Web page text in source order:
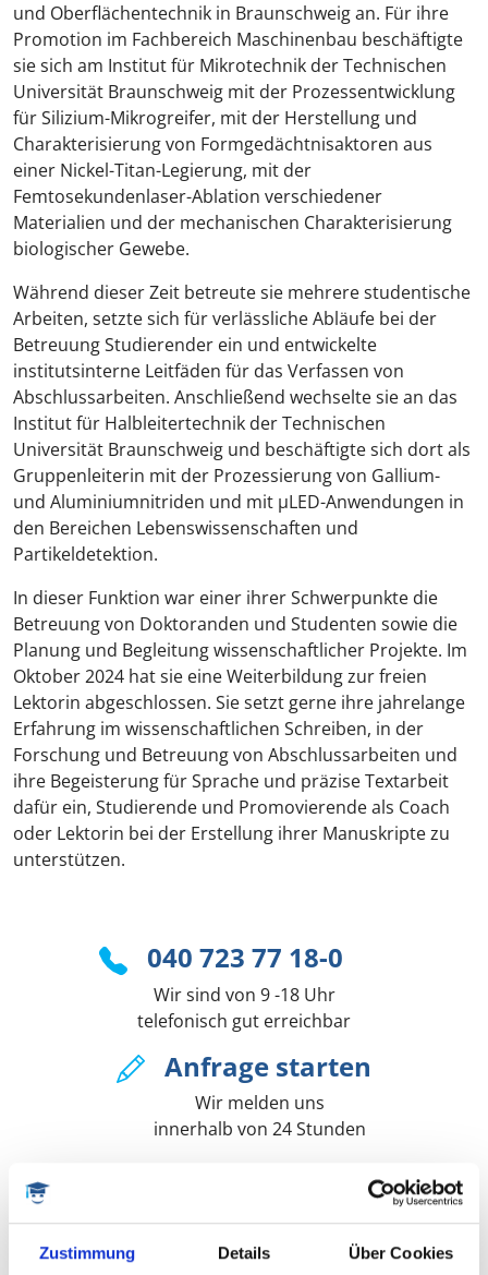
Zustimmung Details Über Cookies
und Oberflächentechnik in Braunschweig an. Für ihre
Promotion im Fachbereich Maschinenbau beschäftigte
sie sich am Institut für Mikrotechnik der Technischen
Universität Braunschweig mit der Prozessentwicklung
für Silizium-Mikrogreifer, mit der Herstellung und
Charakterisierung von Formgedächtnisaktoren aus
einer Nickel-Titan-Legierung, mit der
Femtosekundenlaser-Ablation verschiedener
Materialien und der mechanischen Charakterisierung
biologischer Gewebe.
Während dieser Zeit betreute sie mehrere studentische
Arbeiten, setzte sich für verlässliche Abläufe bei der
Betreuung Studierender ein und entwickelte
institutsinterne Leitfäden für das Verfassen von
Abschlussarbeiten. Anschließend wechselte sie an das
Institut für Halbleitertechnik der Technischen
Universität Braunschweig und beschäftigte sich dort als
Gruppenleiterin mit der Prozessierung von Gallium-
und Aluminiumnitriden und mit µLED-Anwendungen in
den Bereichen Lebenswissenschaften und
Partikeldetektion.
In dieser Funktion war einer ihrer Schwerpunkte die
Betreuung von Doktoranden und Studenten sowie die
Planung und Begleitung wissenschaftlicher Projekte. Im
Oktober 2024 hat sie eine Weiterbildung zur freien
Lektorin abgeschlossen. Sie setzt gerne ihre jahrelange
Erfahrung im wissenschaftlichen Schreiben, in der
Forschung und Betreuung von Abschlussarbeiten und
ihre Begeisterung für Sprache und präzise Textarbeit
dafür ein, Studierende und Promovierende als Coach
oder Lektorin bei der Erstellung ihrer Manuskripte zu
unterstützen.
040 723 77 18-0
Wir sind von 9 -18 Uhr
telefonisch gut erreichbar
Anfrage starten
Wir melden uns
innerhalb von 24 Stunden
E-Mail schreiben
Nutzen Sie unsere